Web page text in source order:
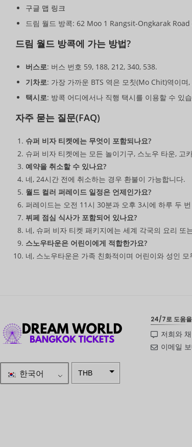
구글 맵 링크
드림 월드 방콕: 62 Moo 1 Rangsit-Ongkarak
드림 월드 방콕에 가는 방법?
버스로: 버스 번호 59, 188, 212, 340, 538.
기차로: 가장 가까운 BTS 역은 모칫(Mo Chit)역이
택시로: 방콕 어디에서나 직행 택시를 이용할 수 있
자주 묻는 질문(FAQ)
슈퍼 비자 티켓에는 무엇이 포함되나요?
슈퍼 비자 티켓에는 모든 놀이기구, 스노우 타운, 고
예약을 취소할 수 있나요?
네, 24시간 전에 취소하는 경우 환불이 가능합니다.
월드 컬러 퍼레이드 일정은 언제인가요?
퍼레이드는 오전 11시 30분과 오후 3시에 하루 두
뷔페 점심 식사가 포함되어 있나요?
네, 슈퍼 비자 티켓 패키지에는 세계 각국의 요리
스노우타운은 어린이에게 적합한가요?
네, 스노우타운은 가족 친화적이며 어린이와 성인
한국어 THB
24/7로 도움
저희와
이메일